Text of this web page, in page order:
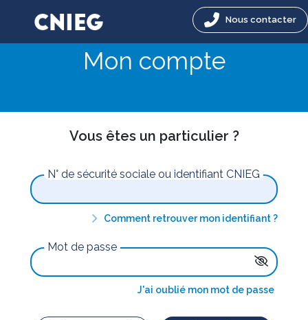
Nous contacter
Mon compte
Vous êtes un particulier ?
N° de sécurité sociale ou identifiant CNIEG
Comment retrouver mon identifiant ?
Mot de passe
J'ai oublié mon mot de passe